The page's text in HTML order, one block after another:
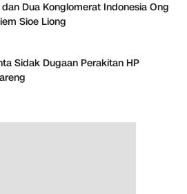
Dua Konglomerat Indonesia Ong
Sioe Liong
Sidak Dugaan Perakitan HP